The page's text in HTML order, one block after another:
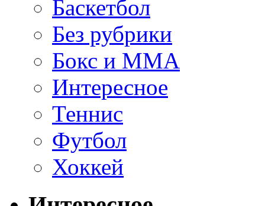
Баскетбол
Без рубрики
Бокс и ММА
Интересное
Теннис
Футбол
Хоккей